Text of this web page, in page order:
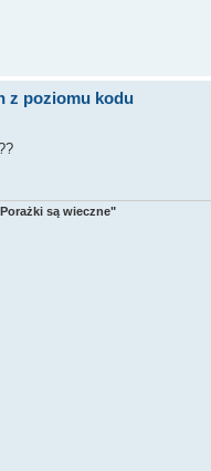
z poziomu kodu
są wieczne"